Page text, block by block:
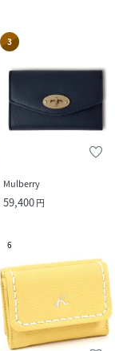
3
Mulberry
59,400円
6